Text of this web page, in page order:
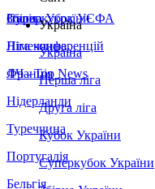
Збірна України
Італія
Німеччина
Франція
Нідерланди
Туреччина
Португалія
Бельгія
Суперкубок УЄФА
Ліга конференцій
ЛЧ - Top News
Україна
Україна
Перша ліга
Друга ліга
Кубок України
Суперкубок України